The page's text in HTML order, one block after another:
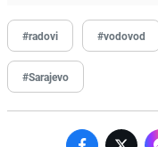
#radovi #vodovod
#Sarajevo